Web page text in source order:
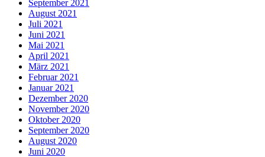
September 2021
August 2021
Juli 2021
Juni 2021
Mai 2021
April 2021
März 2021
Februar 2021
Januar 2021
Dezember 2020
November 2020
Oktober 2020
September 2020
August 2020
Juni 2020